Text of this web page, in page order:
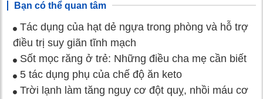
Bạn có thể quan tâm
Tác dụng của hạt dẻ ngựa trong phòng và hỗ trợ
điều trị suy giãn tĩnh mạch
Sốt mọc răng ở trẻ: Những điều cha mẹ cần biết
5 tác dụng phụ của chế độ ăn keto
Trời lạnh làm tăng nguy cơ đột quỵ, nhồi máu cơ